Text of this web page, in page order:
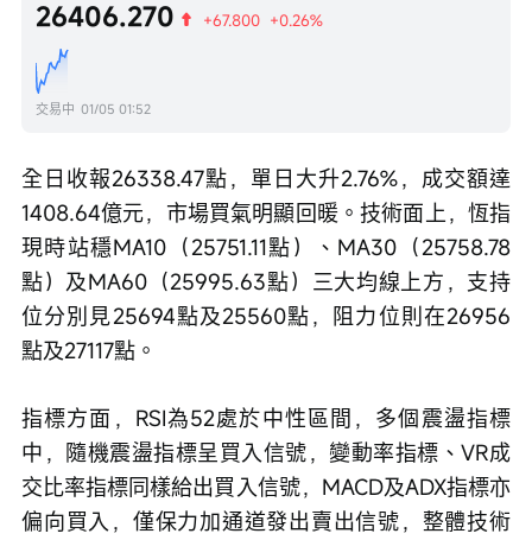
26406.270 +67.800 +0.26%
交易中 01/05 01:52
全日收報26338.47點，單日大升2.76%，成交額達
1408.64億元，市場買氣明顯回暖。技術面上，恆指
現時站穩MA10（25751.11點）、MA30（25758.78
點）及MA60（25995.63點）三大均線上方，支持
位分別見25694點及25560點，阻力位則在26956
點及27117點。
指標方面，RSI為52處於中性區間，多個震盪指標
中，隨機震盪指標呈買入信號，變動率指標、VR成
交比率指標同樣給出買入信號，MACD及ADX指標亦
偏向買入，僅保力加通道發出賣出信號，整體技術